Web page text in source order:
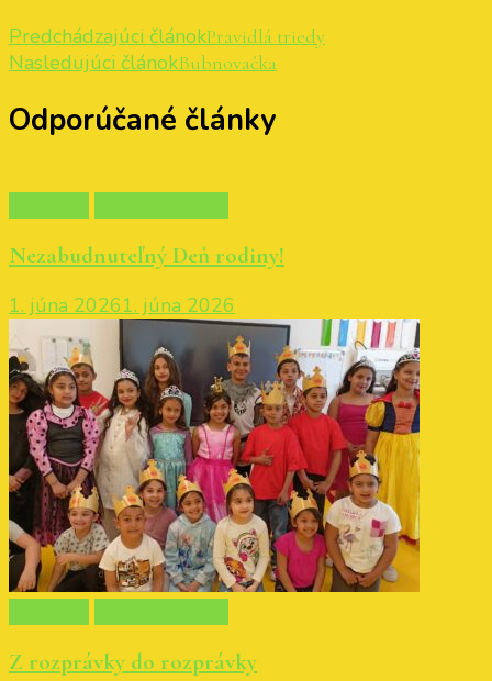
Predchádzajúci článokPravidlá triedy
Nasledujúci článokBubnovačka
Odporúčané články
Nezabudnuteľný Deň rodiny!
1. júna 20261. júna 2026
Z rozprávky do rozprávky